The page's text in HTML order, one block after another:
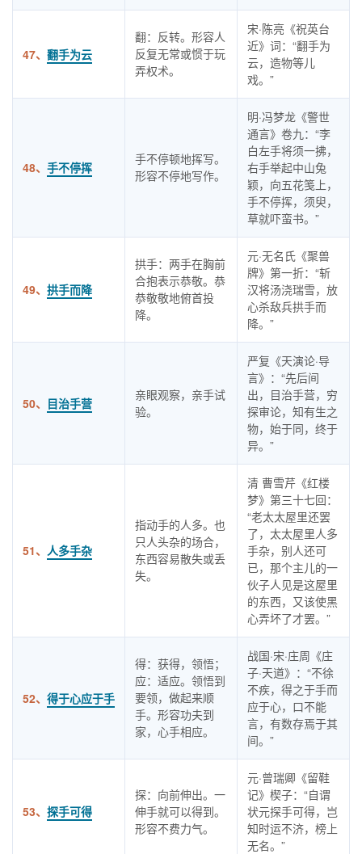
47、 翻手为云
翻：反转。形容人
反复无常或惯于玩
弄权术。
宋·陈亮《祝英台
近》词：“翻手为
云，造物等儿
戏。”
48、 手不停挥
手不停顿地挥写。
形容不停地写作。
明·冯梦龙《警世
通言》卷九：“李
白左手将须一拂，
右手举起中山兔
颖，向五花笺上，
手不停挥，须臾，
草就吓蛮书。”
49、 拱手而降
拱手：两手在胸前
合抱表示恭敬。恭
恭敬敬地俯首投
降。
元·无名氏《聚兽
牌》第一折：“斩
汉将汤浇瑞雪，放
心杀敌兵拱手而
降。”
50、 目治手营
亲眼观察，亲手试
验。
严复《天演论·导
言》：“先后间
出，目治手营，穷
探审论，知有生之
物，始于同，终于
异。”
51、 人多手杂
指动手的人多。也
只人头杂的场合，
东西容易散失或丢
失。
清 曹雪芹《红楼
梦》第三十七回：
“老太太屋里还罢
了，太太屋里人多
手杂，别人还可
已，那个主儿的一
伙子人见是这屋里
的东西，又该使黑
心弄坏了才罢。”
52、 得于心应于手
得：获得，领悟；
应：适应。领悟到
要领，做起来顺
手。形容功夫到
家，心手相应。
战国·宋·庄周《庄
子·天道》：“不徐
不疾，得之于手而
应于心，口不能
言，有数存焉于其
间。”
53、 探手可得
探：向前伸出。一
伸手就可以得到。
形容不费力气。
元·曾瑞卿《留鞋
记》楔子：“自谓
状元探手可得，岂
知时运不济，榜上
无名。”